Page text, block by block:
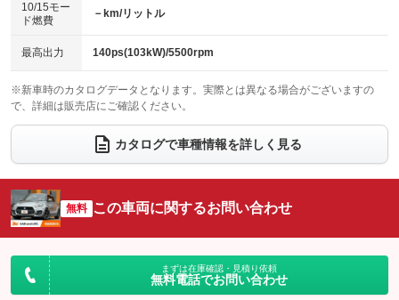
ベンチシート
：装備なし
チップアップシート
：装備なし
：装備なし ：装備あり
ウォークスルー
：装備なし
電動リアゲート フロントカメラ
：装備なし
：装備なし ：装備なし
サイドカメラ
：装備なし ルーフレール
：装備なし
：装備なし
：装備なし
10/15モー
ド燃費
－km/リットル
最高出力 140ps(103kW)/5500rpm
※新車時のカタログデータとなります。実際とは異なる場合がございますの
で、詳細は販売店にご確認ください。
カタログで車種情報を詳しく見る
無料 この車両に関するお問い合わせ
まずは在庫確認・見積り依頼
無料電話でお問い合わせ